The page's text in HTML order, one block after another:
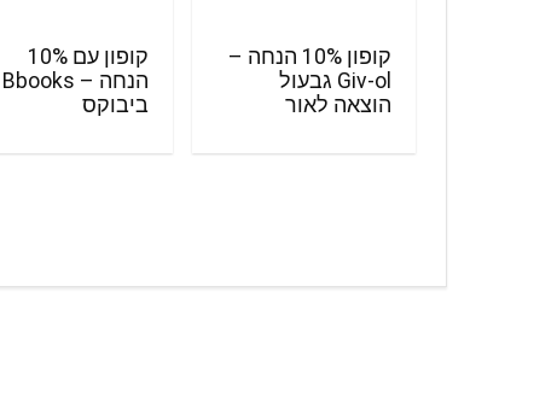
קופון 10% הנחה –
Giv-ol גבעול
הוצאה לאור
קופון עם 10%
הנחה – Bbooks
ביבוקס